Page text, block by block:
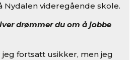
Nydalen videregående skole.
drømmer du om å jobbe
fortsatt usikker, men jeg